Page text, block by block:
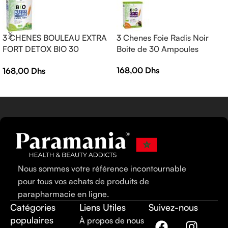
3 CHENES BOULEAU EXTRA
FORT DETOX BIO 30
168,00 Dhs
3 Chenes Foie Radis Noir
Boite de 30 Ampoules
168,00 Dhs
Nous sommes votre référence incontournable
pour tous vos achats de produits de
parapharmacie en ligne.
Catégories
populaires
Liens Utiles
À propos de nous
Suivez-nous